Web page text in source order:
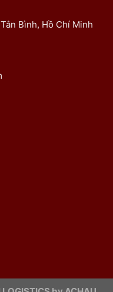
Bình, Hồ Chí Minh